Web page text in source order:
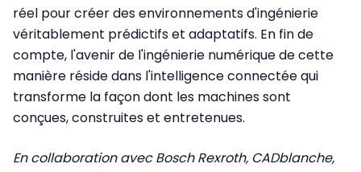
réel pour créer des environnements d'ingénierie
véritablement prédictifs et adaptatifs. En fin de
compte, l'avenir de l'ingénierie numérique de cette
manière réside dans l'intelligence connectée qui
transforme la façon dont les machines sont
conçues, construites et entretenues.
En collaboration avec Bosch Rexroth, CADblanche,